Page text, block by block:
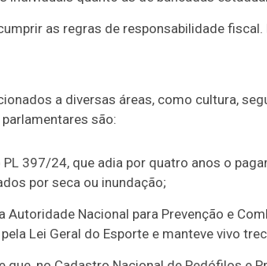
as regras de responsabilidade
a diversas áreas, como cultura,
são:
397/24, que adia por quatro anos o
por seca ou inundação;
Nacional para Prevenção e
Lei Geral do Esporte e manteve vivo